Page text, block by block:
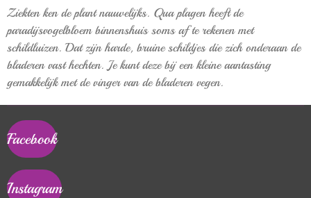
Ziekten ken de plant nauwelijks. Qua plagen heeft de
paradijsvogelbloem binnenshuis soms af te rekenen met
schildluizen. Dat zijn harde, bruine schildjes die zich onderaan de
bladeren vast hechten. Je kunt deze bij een kleine aantasting
gemakkelijk met de vinger van de bladeren vegen.
Facebook
Instagram